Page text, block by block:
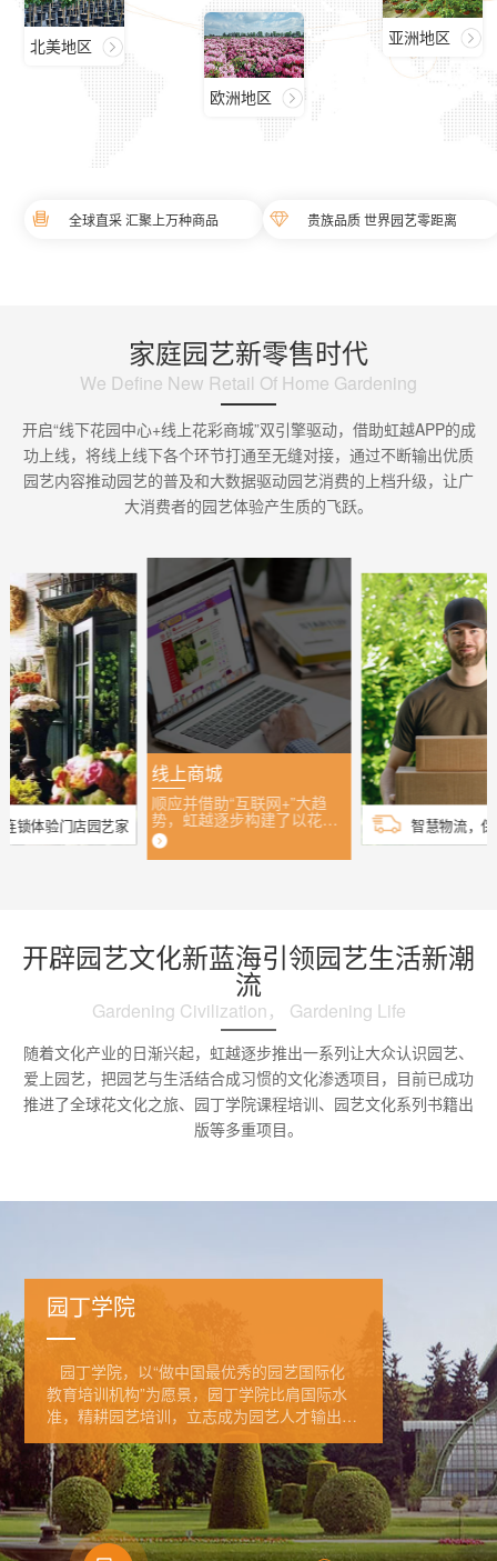
北美地区
欧洲地区
亚洲地区
全球直采 汇聚上万种商品 贵族品质 世界园艺零距离
家庭园艺新零售时代
We Define New Retail Of Home Gardening
开启“线下花园中心+线上花彩商城”双引擎驱动，借助虹越APP的成
功上线，将线上线下各个环节打通至无缝对接，通过不断输出优质
园艺内容推动园艺的普及和大数据驱动园艺消费的上档升级，让广
大消费者的园艺体验产生质的飞跃。
连锁体验门店园艺家
线上商城
线上商城
顺应并借助“互联网+”大趋
势，虹越逐步构建了以花彩
商城为核心...
智慧物流，
开辟园艺文化新蓝海引领园艺生活新潮
流
Gardening Civilization， Gardening Life
随着文化产业的日渐兴起，虹越逐步推出一系列让大众认识园艺、
爱上园艺，把园艺与生活结合成习惯的文化渗透项目，目前已成功
推进了全球花文化之旅、园丁学院课程培训、园艺文化系列书籍出
版等多重项目。
园丁学院
园丁学院，以“做中国最优秀的园艺国际化
教育培训机构”为愿景，园丁学院比肩国际水
准，精耕园艺培训，立志成为园艺人才输出的
领航者